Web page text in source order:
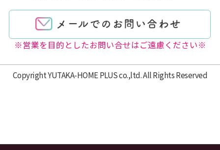
※営業を目的としたお問い合せはご遠慮ください※
Copyright YUTAKA-HOME PLUS co.,ltd. All Rights Reserved